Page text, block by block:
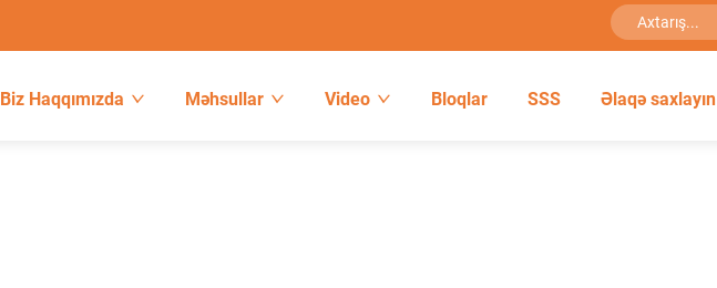
Biz Haqqımızda Məhsullar Video Bloqlar SSS Əlaqə saxlayın